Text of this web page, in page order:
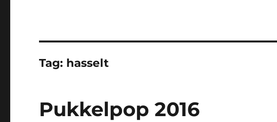
Tag: hasselt
Pukkelpop 2016